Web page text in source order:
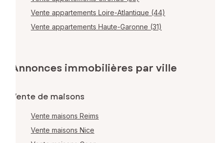
Vente appartements Loire-Atlantique (44)
Vente appartements Haute-Garonne (31)
Annonces immobilières par ville
Vente de maisons
Vente maisons Reims
Vente maisons Nice